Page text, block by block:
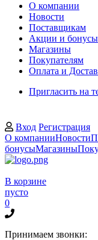
О компании
Новости
Поставщикам
Акции и бонусы
Магазины
Покупателям
Оплата и
Пригласить на
Вход Регистрация
О компанииНовости
бонусыМагазины
В корзине
пусто
0
Принимаем звонки: